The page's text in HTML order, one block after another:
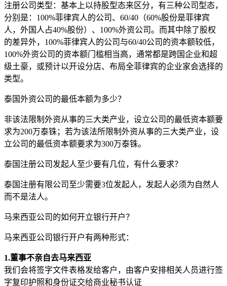
注册公司类型：基本上以持股型态来区分，有三种公司型态，
分别是：100%菲律宾人的公司、60/40（60%股份是菲律宾
人，外国人占40%股份）、100%外资公司。而其中除了股权
的差异外，100%菲律宾人的公司与60/40公司的资本额较低，
100%外资公司的资本额门槛相当高，通常都是跨国企业和超
级土豪，或预计以开设分店、布局全菲律宾的企业家会选择的
类型。
泰国外资公司的最低本额为多少？
非该法限制外资从事的三大类产业，设立公司的最低资本额要
求为200万泰铢；若为该法所限制外资从事的三大类产业，设
立公司的最低资本额要求为300万泰铢。
泰国注册公司发起人至少要有几位，有什么要求？
泰国注册有限公司至少需要3位发起人，发起人必须为自然人
而不是法人。
马来西亚公司的如何开立银行开户？
马来西亚公司银行开户有两种形式：
1.董事不亲自去马来西亚
我们会将签字文件表格发给客户，由客户安排相关人员进行签
字复印护照和身份证交给商业秘书认证